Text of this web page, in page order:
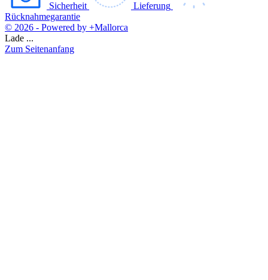
Sicherheit
Lieferung
Rücknahmegarantie
© 2026 - Powered by +Mallorca
Lade ...
Zum Seitenanfang